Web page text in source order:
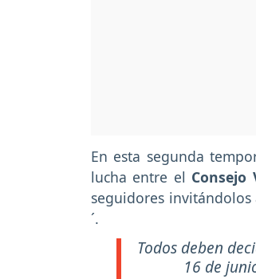
En esta segunda
lucha entre el Consejo
seguidores
´.
Todos deben
16 de